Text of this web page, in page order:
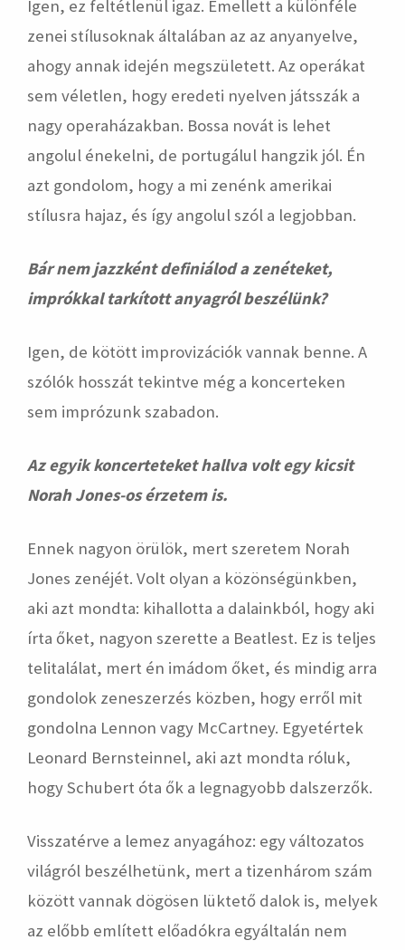
Igen, ez feltétlenül igaz. Emellett a különféle
zenei stílusoknak általában az az anyanyelve,
ahogy annak idején megszületett. Az operákat
sem véletlen, hogy eredeti nyelven játsszák a
nagy operaházakban. Bossa novát is lehet
angolul énekelni, de portugálul hangzik jól. Én
azt gondolom, hogy a mi zenénk amerikai
stílusra hajaz, és így angolul szól a legjobban.
Bár nem jazzként definiálod a zenéteket,
imprókkal tarkított anyagról beszélünk?
Igen, de kötött improvizációk vannak benne. A
szólók hosszát tekintve még a koncerteken
sem imprózunk szabadon.
Az egyik koncerteteket hallva volt egy kicsit
Norah Jones-os érzetem is.
Ennek nagyon örülök, mert szeretem Norah
Jones zenéjét. Volt olyan a közönségünkben,
aki azt mondta: kihallotta a dalainkból, hogy aki
írta őket, nagyon szerette a Beatlest. Ez is teljes
telitalálat, mert én imádom őket, és mindig arra
gondolok zeneszerzés közben, hogy erről mit
gondolna Lennon vagy McCartney. Egyetértek
Leonard Bernsteinnel, aki azt mondta róluk,
hogy Schubert óta ők a legnagyobb dalszerzők.
Visszatérve a lemez anyagához: egy változatos
világról beszélhetünk, mert a tizenhárom szám
között vannak dögösen lüktető dalok is, melyek
az előbb említett előadókra egyáltalán nem